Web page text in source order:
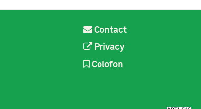
Contact
Privacy
Colofon